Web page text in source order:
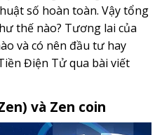
số hoàn toàn. Vậy tổng
thế nào? Tương lai của
và có nên đầu tư hay
Điện Tử qua bài viết
và Zen coin